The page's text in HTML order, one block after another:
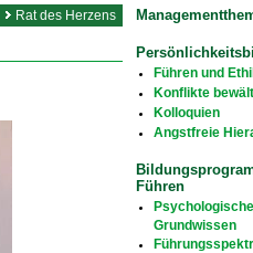
Rat des Herzens
Führen und
Konflikte
Kolloquien
Angstfreie
Führen
Grundwissen